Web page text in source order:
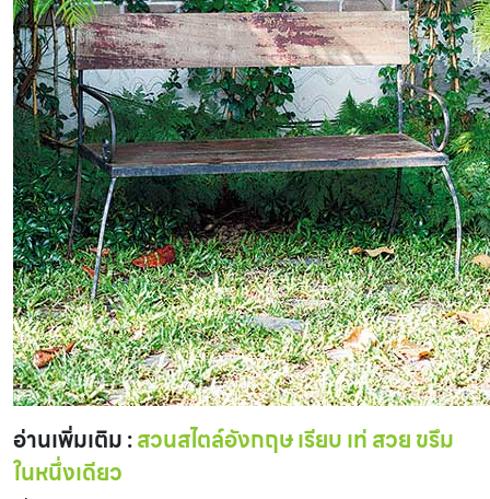
อ่านเพิ่มเติม :สวนสไตล์อังกฤษ เรียบ เท่ สวย ขรึม
ในหนึ่งเดียว